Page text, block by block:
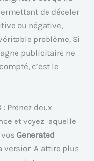
de déceler
ou négative,
problème. Si
publicitaire ne
c’est le
: Prenez deux
et voyez laquelle
Generated
version A attire plus